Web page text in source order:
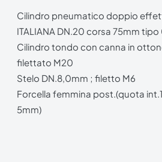
Cilindro pneumatico doppio
ITALIANA DN.20 corsa 75mm
Cilindro tondo con canna in
filettato M20
Stelo DN.8,0mm ; filetto M6
Forcella femmina post.(quota
5mm)